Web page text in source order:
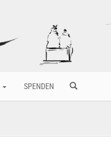
SPENDEN